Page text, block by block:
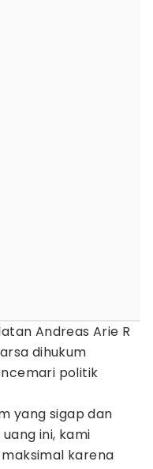
Andreas Arie R
dihukum
politik
yang sigap dan
ini, kami
karena